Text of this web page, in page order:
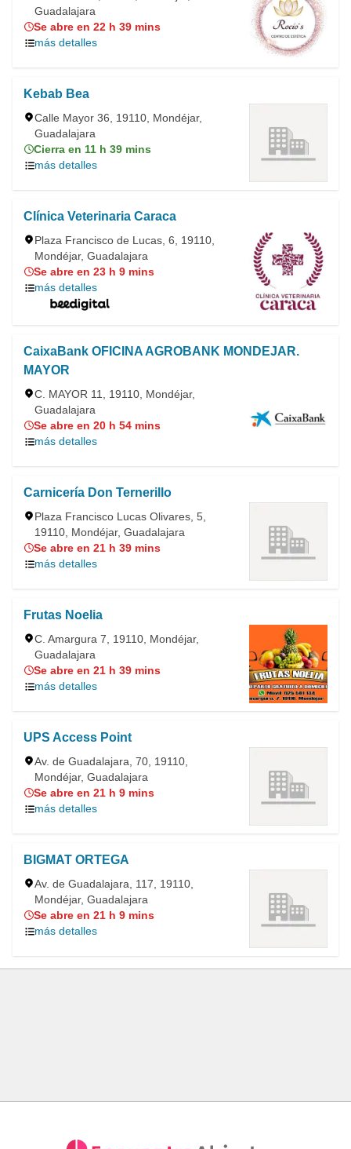
Guadalajara
Se abre en 22 h 39 mins
más detalles
Kebab Bea
Calle Mayor 36, 19110, Mondéjar,
Guadalajara
Cierra en 11 h 39 mins
más detalles
Clínica Veterinaria Caraca
Plaza Francisco de Lucas, 6, 19110,
Mondéjar, Guadalajara
Se abre en 23 h 9 mins
más detalles
CaixaBank OFICINA AGROBANK MONDEJAR.
MAYOR
C. MAYOR 11, 19110, Mondéjar,
Guadalajara
Se abre en 20 h 54 mins
más detalles
Carnicería Don Ternerillo
Plaza Francisco Lucas Olivares, 5,
19110, Mondéjar, Guadalajara
Se abre en 21 h 39 mins
más detalles
Frutas Noelia
C. Amargura 7, 19110, Mondéjar,
Guadalajara
Se abre en 21 h 39 mins
más detalles
UPS Access Point
Av. de Guadalajara, 70, 19110,
Mondéjar, Guadalajara
Se abre en 21 h 9 mins
más detalles
BIGMAT ORTEGA
Av. de Guadalajara, 117, 19110,
Mondéjar, Guadalajara
Se abre en 21 h 9 mins
más detalles